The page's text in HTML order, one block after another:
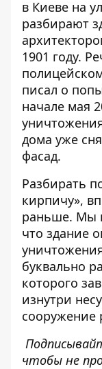
в Киеве на
разбирают
1901 году.
писал о
начале мая
дома уже
фасад.
Разбирать
кирпичу»,
раньше. Мы
что здание
буквально
которого
изнутри
сооружение
чтобы не